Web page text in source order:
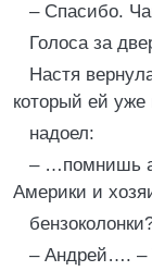
– Спасибо.
Голоса за
Настя
который ей уже
надоел:
– …помнишь
Америки и
– Андрей…. –